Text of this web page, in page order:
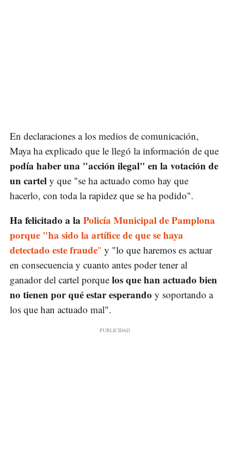
En declaraciones a los medios de comunicación,
Maya ha explicado que le llegó la información de que
podía haber una "acción ilegal" en la votación de
un cartel y que "se ha actuado como hay que
hacerlo, con toda la rapidez que se ha podido".
Ha felicitado a la Policía Municipal de Pamplona
porque "ha sido la artífice de que se haya
detectado este fraude" y "lo que haremos es actuar
en consecuencia y cuanto antes poder tener al
ganador del cartel porque los que han actuado bien
no tienen por qué estar esperando y soportando a
los que han actuado mal".